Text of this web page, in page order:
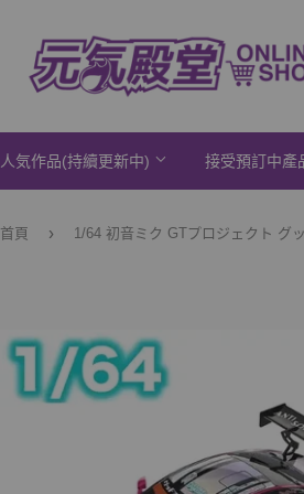
人気作品(持續更新中) 接受預訂中產
首頁 ›